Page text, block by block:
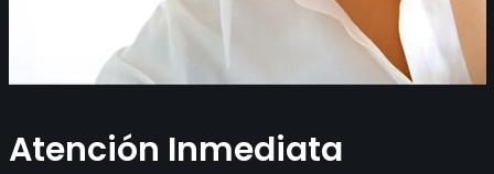
Atención Inmediata